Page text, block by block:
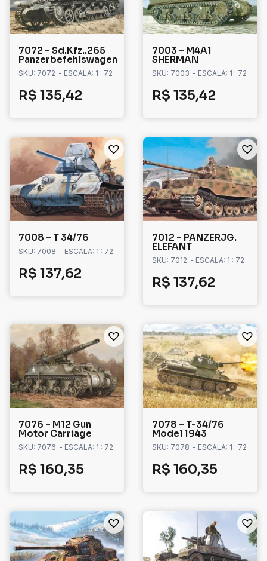
7072 – Sd.Kfz..265
Panzerbefehlswagen
SKU: 7072 - ESCALA: 1 : 72
R$ 135,42
7003 – M4A1
SHERMAN
SKU: 7003 - ESCALA: 1 : 72
R$ 135,42
7008 – T 34/76
SKU: 7008 - ESCALA: 1 : 72
R$ 137,62
7012 – PANZERJG.
ELEFANT
SKU: 7012 - ESCALA: 1 : 72
R$ 137,62
7076 – M12 Gun
Motor Carriage
SKU: 7076 - ESCALA: 1 : 72
R$ 160,35
7078 – T-34/76
Model 1943
SKU: 7078 - ESCALA: 1 : 72
R$ 160,35